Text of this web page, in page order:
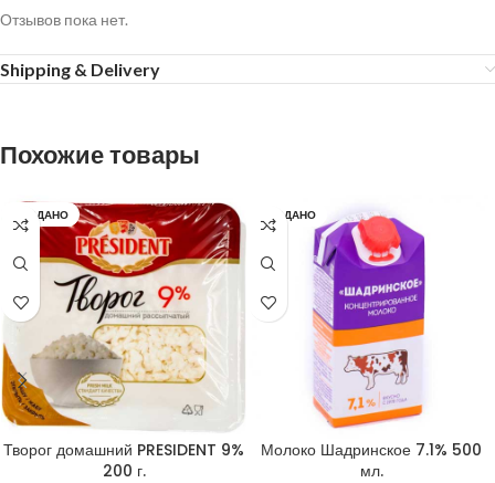
Отзывов пока нет.
Shipping & Delivery
Похожие товары
ПРОДАНО
Творог домашний PRESIDENT 9%
200 г.
ПРОДАНО
Молоко Шадринское 7.1% 500
мл.